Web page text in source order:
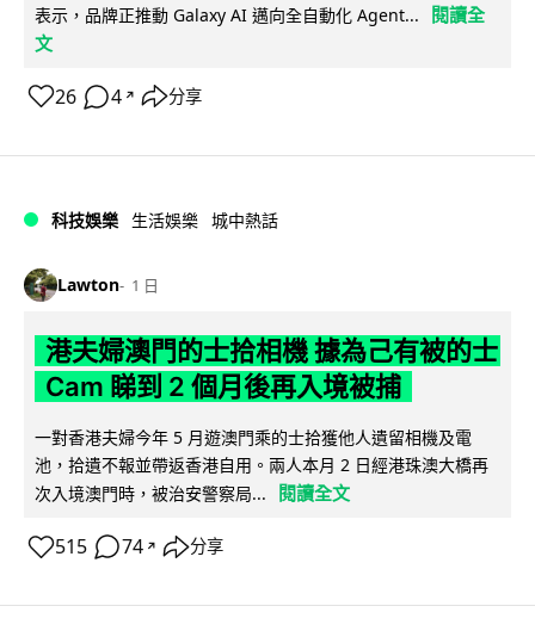
表示，品牌正推動 Galaxy AI 邁向全自動化 Agent...
閱讀全
文
26 4 ↗ 分享
科技娛樂 生活娛樂 城中熱話
Lawton 1 日
港夫婦澳門的士拾相機 據為己有被的士
Cam 睇到 2 個月後再入境被捕
一對香港夫婦今年 5 月遊澳門乘的士拾獲他人遺留相機及電
池，拾遺不報並帶返香港自用。兩人本月 2 日經港珠澳大橋再
次入境澳門時，被治安警察局...
閱讀全文
515 74 ↗ 分享